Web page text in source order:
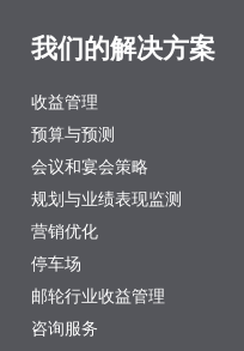
我们的解决方案
收益管理
预算与预测
会议和宴会策略
规划与业绩表现监测
营销优化
停车场
邮轮行业收益管理
咨询服务